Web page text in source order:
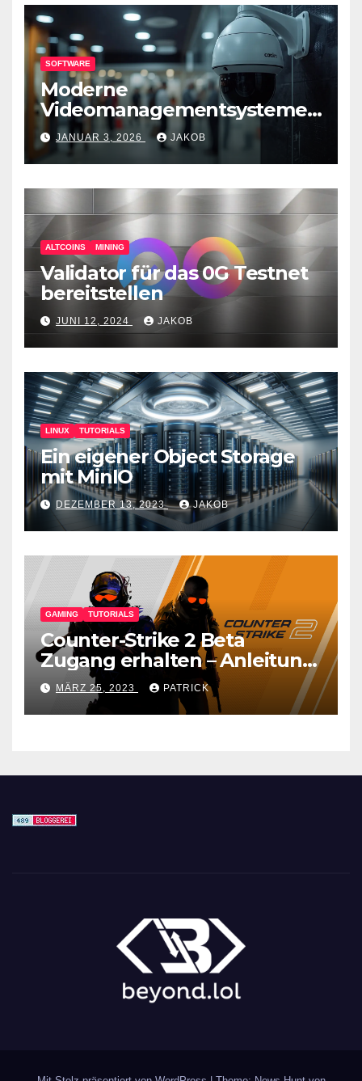
SOFTWARE
Moderne
Videomanagementsysteme
(VMS) – mehr als nur
Überwachungswerkzeuge
JANUAR 3, 2026 JAKOB
ALTCOINS MINING
Validator für das 0G Testnet
bereitstellen
JUNI 12, 2024 JAKOB
LINUX TUTORIALS
Ein eigener Object Storage
mit MinIO
DEZEMBER 13, 2023 JAKOB
GAMING TUTORIALS
Counter-Strike 2 Beta
Zugang erhalten – Anleitung
für den CS GO Nachfolger
MÄRZ 25, 2023 PATRICK